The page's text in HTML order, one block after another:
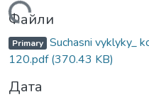
Файли
Primary Suchasni vyklyky_
120.pdf(370.43 KB)
Дата